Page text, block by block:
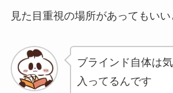
見た目重視の場所があってもいい
ブラインド自体は
入ってるんです